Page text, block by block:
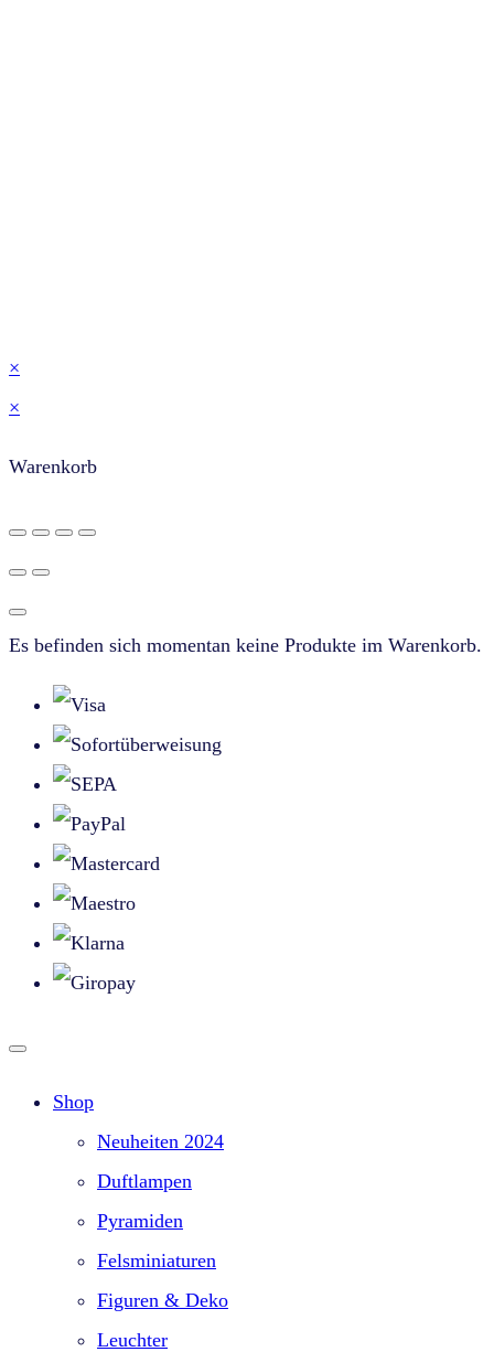
×
×
Warenkorb
Es befinden sich momentan keine Produkte im Warenkorb.
Shop
Neuheiten 2024
Duftlampen
Pyramiden
Felsminiaturen
Figuren & Deko
Leuchter